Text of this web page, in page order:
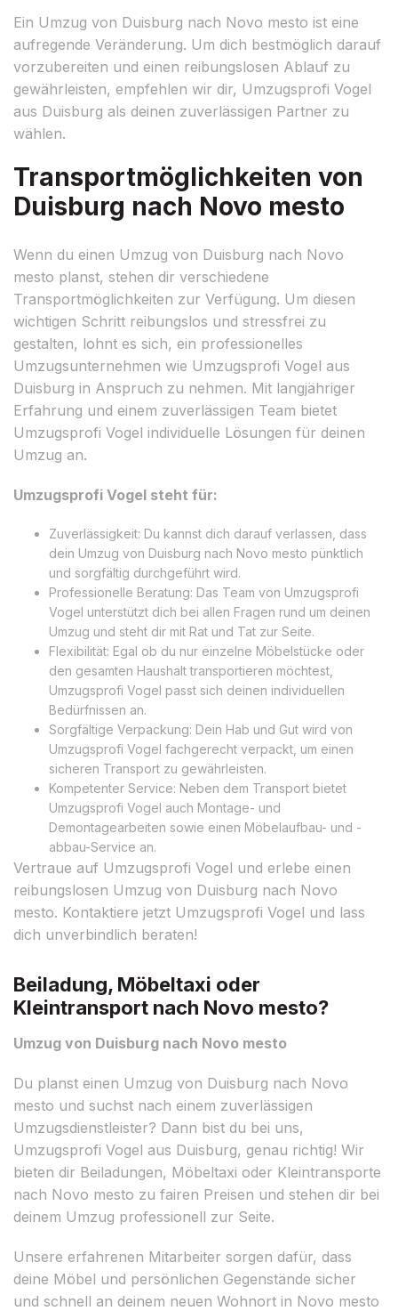
Ein Umzug von Duisburg nach Novo mesto ist eine
aufregende Veränderung. Um dich bestmöglich darauf
vorzubereiten und einen reibungslosen Ablauf zu
gewährleisten, empfehlen wir dir, Umzugsprofi Vogel
aus Duisburg als deinen zuverlässigen Partner zu
wählen.
Transportmöglichkeiten von
Duisburg nach Novo mesto
Wenn du einen Umzug von Duisburg nach Novo
mesto planst, stehen dir verschiedene
Transportmöglichkeiten zur Verfügung. Um diesen
wichtigen Schritt reibungslos und stressfrei zu
gestalten, lohnt es sich, ein professionelles
Umzugsunternehmen wie Umzugsprofi Vogel aus
Duisburg in Anspruch zu nehmen. Mit langjähriger
Erfahrung und einem zuverlässigen Team bietet
Umzugsprofi Vogel individuelle Lösungen für deinen
Umzug an.
Umzugsprofi Vogel steht für:
Zuverlässigkeit: Du kannst dich darauf verlassen, dass
dein Umzug von Duisburg nach Novo mesto pünktlich
und sorgfältig durchgeführt wird.
Professionelle Beratung: Das Team von Umzugsprofi
Vogel unterstützt dich bei allen Fragen rund um deinen
Umzug und steht dir mit Rat und Tat zur Seite.
Flexibilität: Egal ob du nur einzelne Möbelstücke oder
den gesamten Haushalt transportieren möchtest,
Umzugsprofi Vogel passt sich deinen individuellen
Bedürfnissen an.
Sorgfältige Verpackung: Dein Hab und Gut wird von
Umzugsprofi Vogel fachgerecht verpackt, um einen
sicheren Transport zu gewährleisten.
Kompetenter Service: Neben dem Transport bietet
Umzugsprofi Vogel auch Montage- und
Demontagearbeiten sowie einen Möbelaufbau- und -
abbau-Service an.
Vertraue auf Umzugsprofi Vogel und erlebe einen
reibungslosen Umzug von Duisburg nach Novo
mesto. Kontaktiere jetzt Umzugsprofi Vogel und lass
dich unverbindlich beraten!
Beiladung, Möbeltaxi oder
Kleintransport nach Novo mesto?
Umzug von Duisburg nach Novo mesto
Du planst einen Umzug von Duisburg nach Novo
mesto und suchst nach einem zuverlässigen
Umzugsdienstleister? Dann bist du bei uns,
Umzugsprofi Vogel aus Duisburg, genau richtig! Wir
bieten dir Beiladungen, Möbeltaxi oder Kleintransporte
nach Novo mesto zu fairen Preisen und stehen dir bei
deinem Umzug professionell zur Seite.
Unsere erfahrenen Mitarbeiter sorgen dafür, dass
deine Möbel und persönlichen Gegenstände sicher
und schnell an deinem neuen Wohnort in Novo mesto